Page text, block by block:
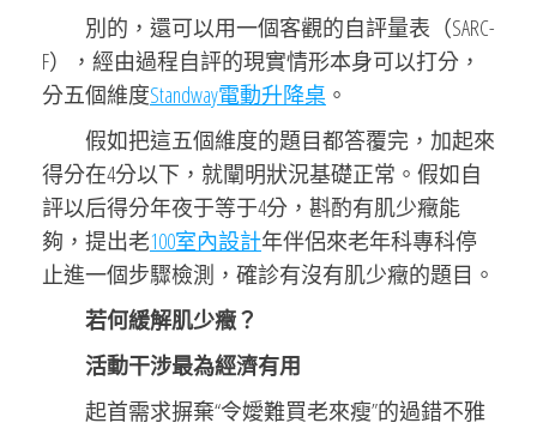
別的，還可以用一個客觀的自評量表（SARC-
F），經由過程自評的現實情形本身可以打分，
分五個維度Standway電動升降桌 。
假如把這五個維度的題目都答覆完，加起來
得分在4分以下，就闡明狀況基礎正常。假如自
評以后得分年夜于等于4分，斟酌有肌少癥能
夠，提出老100室內設計年伴侶來老年科專科停
止進一個步驟檢測，確診有沒有肌少癥的題目。
若何緩解肌少癥？
活動干涉最為經濟有用
起首需求摒棄“令嬡難買老來瘦”的過錯不雅